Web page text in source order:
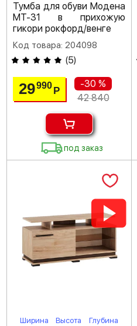
Тумба для обуви Модена
МТ-31 в прихожую
гикори рокфорд/венге
Код товара: 204098
(5)
29990Р
-30 %
42 840
под заказ
Ширина
Высота
Глубина